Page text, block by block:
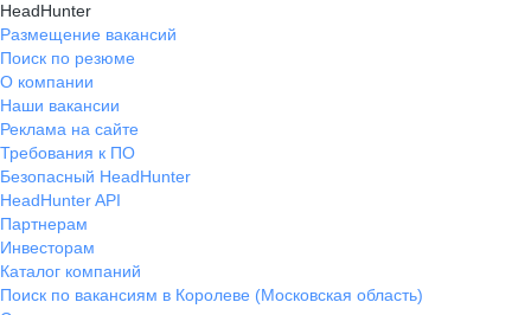
HeadHunter
Размещение вакансий
Поиск по резюме
О компании
Наши вакансии
Реклама на сайте
Требования к ПО
Безопасный HeadHunter
HeadHunter API
Партнерам
Инвесторам
Каталог компаний
Поиск по вакансиям в Королеве (Московская область)